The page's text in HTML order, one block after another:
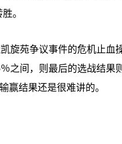
。
旋苑争议事件的危机止血
之间，则最后的选战结果
赢结果还是很难讲的。